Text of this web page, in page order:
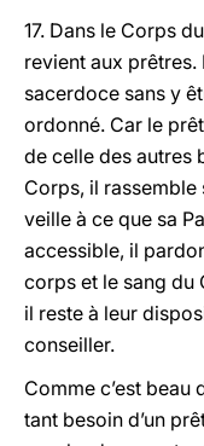
17. Dans le Corps
revient aux prêtres.
sacerdoce sans y
ordonné. Car le
de celle des autres
Corps, il rassemble
veille à ce que sa
accessible, il
corps et le sang du
il reste à leur
conseiller.
Comme c’est beau
tant besoin d’un